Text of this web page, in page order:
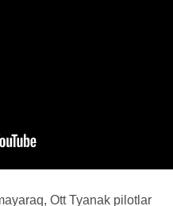
Ott Tyanak pilotlar